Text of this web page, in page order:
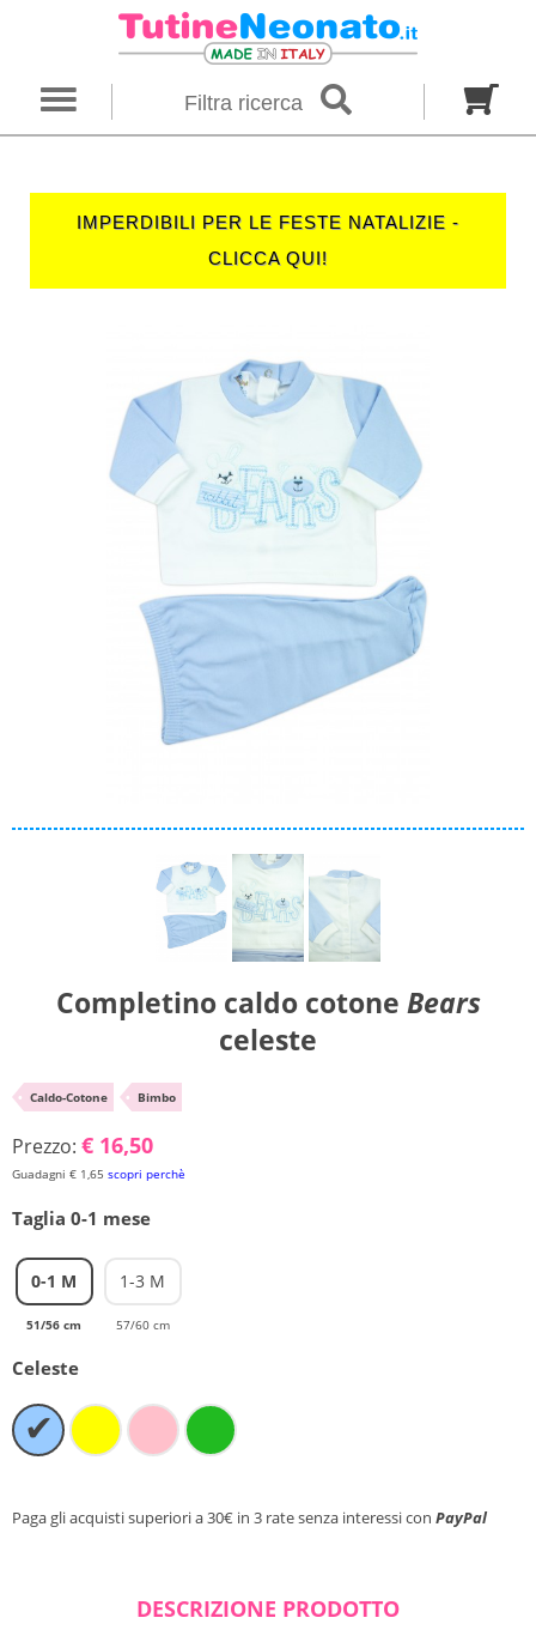
Filtra ricerca
IMPERDIBILI PER LE FESTE NATALIZIE -
CLICCA QUI!
Completino caldo cotone Bears
celeste
• Caldo-Cotone • Bimbo
Prezzo: € 16,50
Guadagni € 1,65 scopri perchè
Taglia 0-1 mese
0-1 M
51/56 cm
1-3 M
57/60 cm
Celeste
✔
Paga gli acquisti superiori a 30€ in 3 rate senza interessi con PayPal
DESCRIZIONE PRODOTTO
Genere
Categoria
0 M
Caldo cotone
Autunno/Inverno
Solo articoli in offerta
Cerca
Azzera ricerca